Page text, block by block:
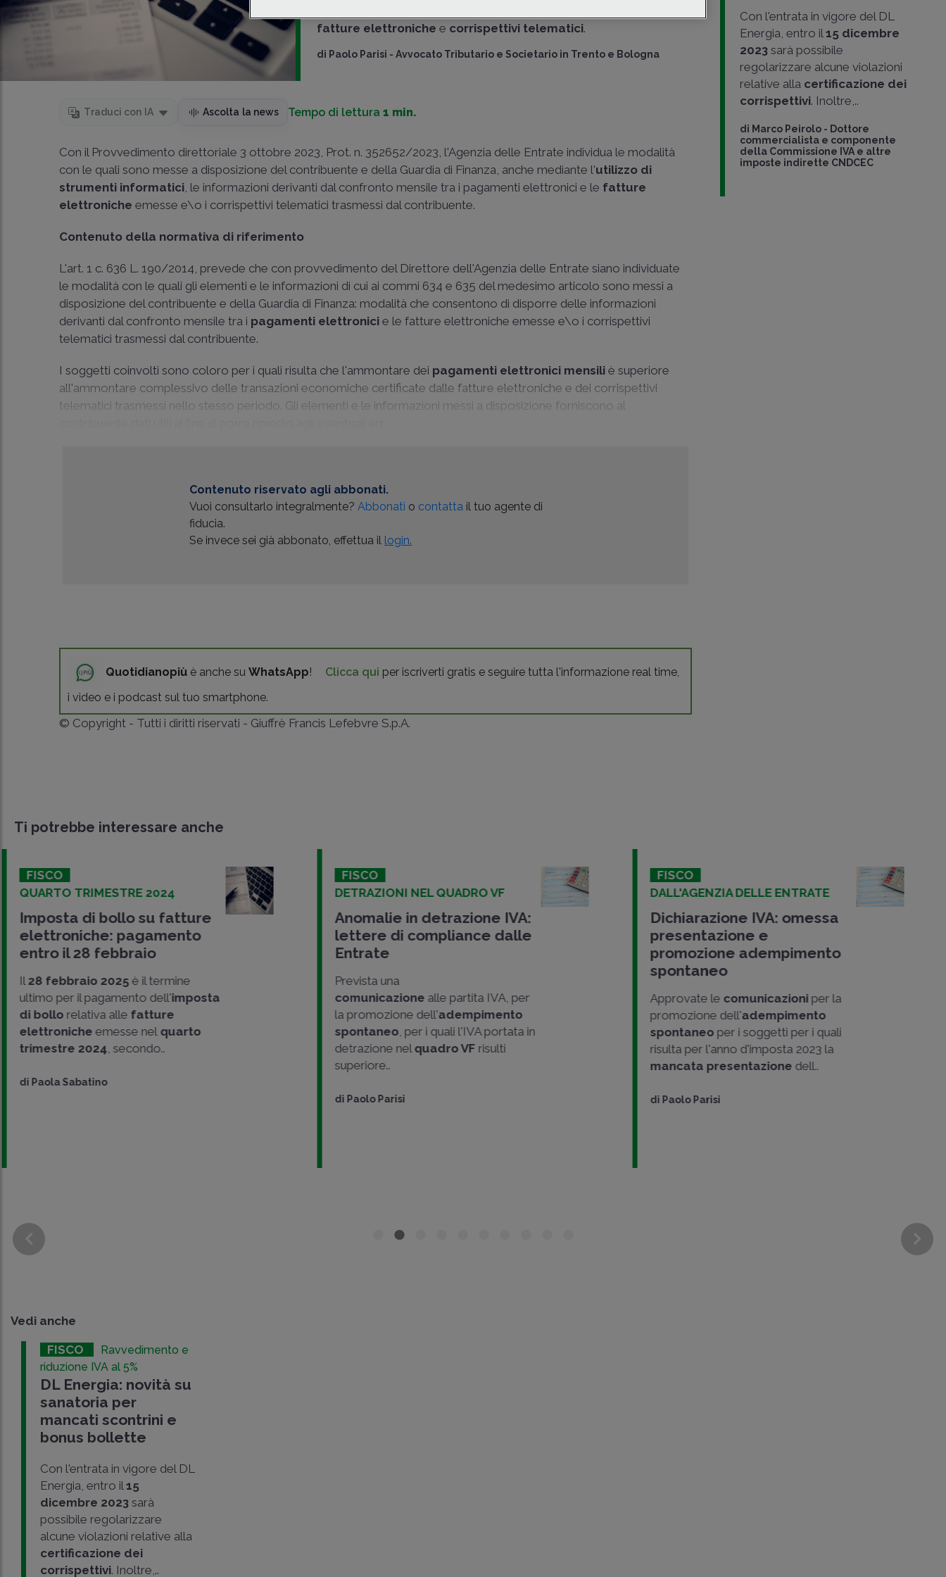
fatture elettroniche e corrispettivi telematici.
di Paolo Parisi -Avvocato Tributario e Societario in Trento e Bologna
Traduci con IA Ascolta la news Tempo di lettura1 min.
Con il Provvedimento direttoriale 3 ottobre 2023, Prot. n. 352652/2023, l'Agenzia delle Entrate individua le modalità
con le quali sono messe a disposizione del contribuente e della Guardia di Finanza, anche mediante l'utilizzo di
strumenti informatici, le informazioni derivanti dal confronto mensile tra i pagamenti elettronici e le fatture
elettronicheemesse e\o i corrispettivi telematici trasmessi dal contribuente.
Contenuto della normativa di riferimento
L'art. 1 c. 636 L. 190/2014, prevede che con provvedimento del Direttore dell'Agenzia delle Entrate siano individuate
le modalità con le quali gli elementi e le informazioni di cui ai commi 634 e 635 del medesimo articolo sono messi a
disposizione del contribuente e della Guardia di Finanza: modalità che consentono di disporre delle informazioni
derivanti dal confronto mensile tra i pagamenti elettronici e le fatture elettroniche emesse e\o i corrispettivi
telematici trasmessi dal contribuente.
I soggetti coinvolti sono coloro per i quali risulta che l'ammontare dei pagamenti elettronici mensili è superiore
all'ammontare complessivo delle transazioni economiche certificate dalle fatture elettroniche e dei corrispettivi
telematici trasmessi nello stesso periodo. Gli elementi e le informazioni messi a disposizione forniscono al
Contenuto riservato agli abbonati.
Vuoi consultarlo integralmente?Abbonati o contatta il tuo agente di
fiducia.
Se invece sei già abbonato, effettua il login.
Quotidianopiù è anche suWhatsApp! Clicca qui per iscriverti gratis e seguire tutta l'informazione real time,
i video e i podcast sul tuo smartphone.
© Copyright - Tutti i diritti riservati - Giuffrè Francis Lefebvre S.p.A.
Con l'entrata in vigore del DL
Energia, entro il15 dicembre
2023sarà possibile
regolarizzare alcune violazioni
relative alla certificazione dei
corrispettivi. Inoltre,..
di Marco Peirolo - Dottore
commercialista e componente
della Commissione IVA e altre
imposte indirette CNDCEC
Ti potrebbe interessare anche
FISCO
QUARTO TRIMESTRE 2024
Imposta di bollo su fatture
elettroniche: pagamento
entro il 28 febbraio
Il 28 febbraio 2025 è il termine
ultimo per il pagamento dell'imposta
di bollorelativa alle fatture
elettronicheemesse nelquarto
trimestre 2024, secondo..
di Paola Sabatino
FISCO
DETRAZIONI NEL QUADRO VF
Anomalie in detrazione IVA:
lettere di compliance dalle
Entrate
Prevista una
comunicazione alle partita IVA, per
la promozione dell'adempimento
spontaneo, per i quali l'IVA portata in
detrazione nel quadro VFrisulti
superiore..
di Paolo Parisi
FISCO
DALL'AGENZIA DELLE ENTRATE
Dichiarazione IVA: omessa
presentazione e
promozione adempimento
spontaneo
Approvate le comunicazioniper la
promozione dell'adempimento
spontaneoper i soggetti per i quali
risulta per l'anno d'imposta 2023 la
mancata presentazionedell..
di Paolo Parisi
Vedi anche
FISCO
Ravvedimento e
riduzione IVA al 5%
DL Energia: novità su
sanatoria per
mancati scontrini e
bonus bollette
Con l'entrata in vigore del DL
Energia, entro il15
dicembre 2023 sarà
possibile regolarizzare
alcune violazioni relative alla
certificazione dei
corrispettivi. Inoltre,..